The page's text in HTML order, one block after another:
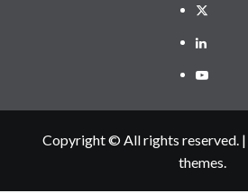
Twitter
Linkedin
Youtube
Copyright © All rights reserved. |
themes.